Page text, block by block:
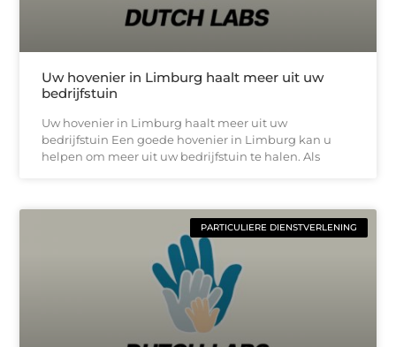
Uw hovenier in Limburg haalt meer uit uw
bedrijfstuin
Uw hovenier in Limburg haalt meer uit uw
bedrijfstuin Een goede hovenier in Limburg kan u
helpen om meer uit uw bedrijfstuin te halen. Als
PARTICULIERE DIENSTVERLENING